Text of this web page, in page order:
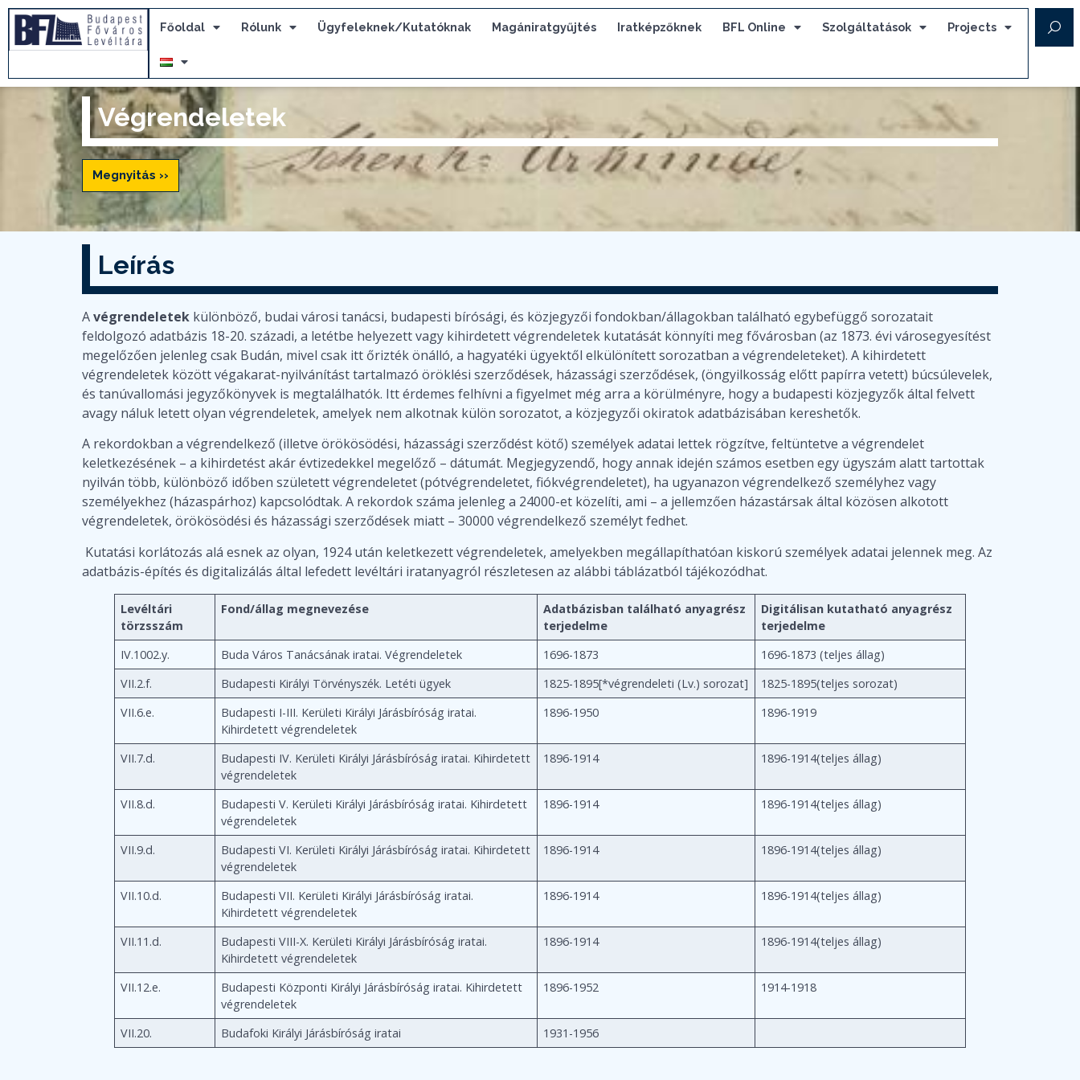
Főoldal Rólunk Ügyfeleknek/Kutatóknak Magániratgyűjtés Iratképzőknek BFL Online Szolgáltatások Projects
Végrendeletek
Megnyitás ››
Leírás
Avégrendeletek különböző, budai városi tanácsi, budapesti bírósági, és közjegyzői fondokban/állagokban található egybefüggő sorozatait
feldolgozó adatbázis 18-20. századi, a letétbe helyezett vagy kihirdetett végrendeletek kutatását könnyíti meg fővárosban (az 1873. évi városegyesítést
megelőzően jelenleg csak Budán, mivel csak itt őrizték önálló, a hagyatéki ügyektől elkülönített sorozatban a végrendeleteket). A kihirdetett
végrendeletek között végakarat-nyilvánítást tartalmazó öröklési szerződések, házassági szerződések, (öngyilkosság előtt papírra vetett) búcsúlevelek,
és tanúvallomási jegyzőkönyvek is megtalálhatók. Itt érdemes felhívni a figyelmet még arra a körülményre, hogy a budapesti közjegyzők által felvett
avagy náluk letett olyan végrendeletek, amelyek nem alkotnak külön sorozatot, a közjegyzői okiratok adatbázisában kereshetők.
A rekordokban a végrendelkező (illetve örökösödési, házassági szerződést kötő) személyek adatai lettek rögzítve, feltüntetve a végrendelet
keletkezésének – a kihirdetést akár évtizedekkel megelőző – dátumát. Megjegyzendő, hogy annak idején számos esetben egy ügyszám alatt tartottak
nyilván több, különböző időben született végrendeletet (pótvégrendeletet, fiókvégrendeletet), ha ugyanazon végrendelkező személyhez vagy
személyekhez (házaspárhoz) kapcsolódtak. A rekordok száma jelenleg a 24000-et közelíti, ami – a jellemzően házastársak által közösen alkotott
végrendeletek, örökösödési és házassági szerződések miatt – 30000 végrendelkező személyt fedhet.
Kutatási korlátozás alá esnek az olyan, 1924 után keletkezett végrendeletek, amelyekben megállapíthatóan kiskorú személyek adatai jelennek meg. Az
adatbázis-építés és digitalizálás által lefedett levéltári iratanyagról részletesen az alábbi táblázatból tájékozódhat.
Levéltári
törzsszám
Fond/állag megnevezése
Adatbázisban található anyagrész
terjedelme
Digitálisan kutatható anyagrész
terjedelme
IV.1002.y.
Buda Város Tanácsának iratai. Végrendeletek 1696-1873
1696-1873 (teljes állag)
VII.2.f.
Budapesti Királyi Törvényszék. Letéti ügyek 1825-1895[*végrendeleti (Lv.) sorozat]
1825-1895(teljes sorozat)
VII.6.e.
Budapesti I-III. Kerületi Királyi Járásbíróság iratai.
Kihirdetett végrendeletek
1896-1950 1896-1919
VII.7.d.
Budapesti IV. Kerületi Királyi Járásbíróság iratai. Kihirdetett
végrendeletek
1896-1914 1896-1914(teljes állag)
VII.8.d.
Budapesti V. Kerületi Királyi Járásbíróság iratai. Kihirdetett
végrendeletek
1896-1914 1896-1914(teljes állag)
VII.9.d.
Budapesti VI. Kerületi Királyi Járásbíróság iratai. Kihirdetett
végrendeletek
1896-1914 1896-1914(teljes állag)
VII.10.d.
Budapesti VII. Kerületi Királyi Járásbíróság iratai.
Kihirdetett végrendeletek
1896-1914 1896-1914(teljes állag)
VII.11.d.
Budapesti VIII-X. Kerületi Királyi Járásbíróság iratai.
Kihirdetett végrendeletek
1896-1914 1896-1914(teljes állag)
VII.12.e.
Budapesti Központi Királyi Járásbíróság iratai. Kihirdetett
végrendeletek
1896-1952 1914-1918
VII.20. Budafoki Királyi Járásbíróság iratai 1931-1956